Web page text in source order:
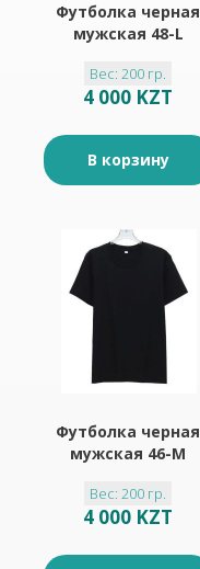
Футболка черная
мужская 48-L
Вес: 200 гр.
4 000 KZT
В корзину
Футболка черная
мужская 46-M
Вес: 200 гр.
4 000 KZT